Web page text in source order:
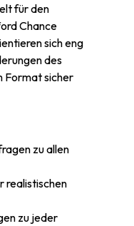
für den
Chance
sich eng
des
Format sicher
zu allen
realistischen
zu jeder